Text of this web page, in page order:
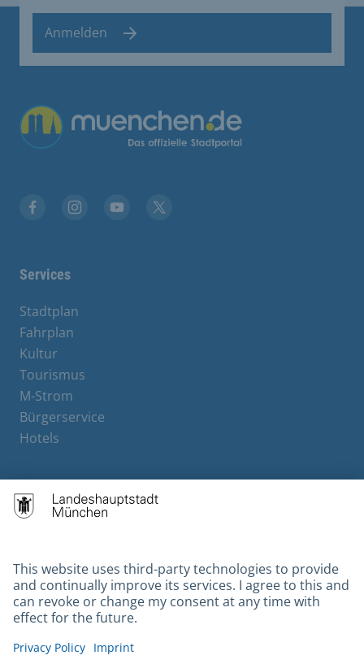
Anmelden
Übergreifende Links
Services
Stadtplan
Fahrplan
Kultur
Tourismus
M-Strom
Bürgerservice
Hotels
Contact
Gebärdensprache
Datenschutz
Kontakt